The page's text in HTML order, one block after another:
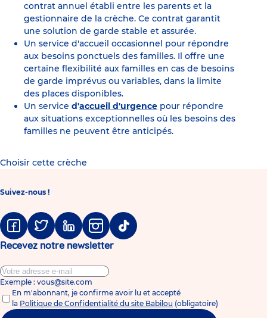
contrat annuel établi entre les parents et la
gestionnaire de la crèche. Ce contrat garantit
une solution de garde stable et assurée.
Un service d'accueil occasionnel pour répondre
aux besoins ponctuels des familles. Il offre une
certaine flexibilité aux familles en cas de besoins
de garde imprévus ou variables, dans la limite
des places disponibles.
Un service d'accueil d'urgence pour répondre
aux situations exceptionnelles où les besoins des
familles ne peuvent être anticipés.
Choisir cette crèche
Suivez-nous !
FacebookTwitter LinkedinInstagramTiktok
Recevez notre newsletter
Exemple : vous@site.com
En m'abonnant, je confirme avoir lu et accepté
la Politique de Confidentialité du site Babilou (obligatoire)